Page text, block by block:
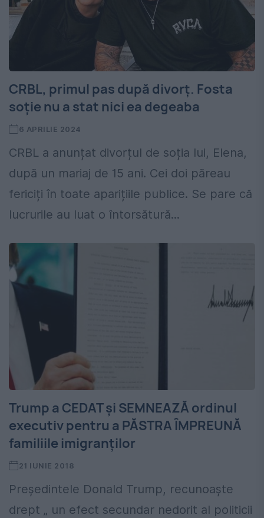
CRBL, primul pas după divorț. Fosta
soție nu a stat nici ea degeaba
6 APRILIE 2024
CRBL a anunțat divorțul de soția lui, Elena,
după un mariaj de 15 ani. Cei doi păreau
fericiți în toate aparițiile publice. Se pare că
lucrurile au luat o întorsătură...
Trump a CEDAT şi SEMNEAZĂ ordinul
executiv pentru a PĂSTRA ÎMPREUNĂ
familiile imigranților
21 IUNIE 2018
Președintele Donald Trump, recunoaşte
drept „ un efect secundar nedorit al politicii